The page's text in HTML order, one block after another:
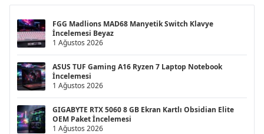
FGG Madlions MAD68 Manyetik Switch Klavye
İncelemesi Beyaz
1 Ağustos 2026
ASUS TUF Gaming A16 Ryzen 7 Laptop Notebook
İncelemesi
1 Ağustos 2026
GIGABYTE RTX 5060 8 GB Ekran Kartlı Obsidian Elite
OEM Paket İncelemesi
1 Ağustos 2026